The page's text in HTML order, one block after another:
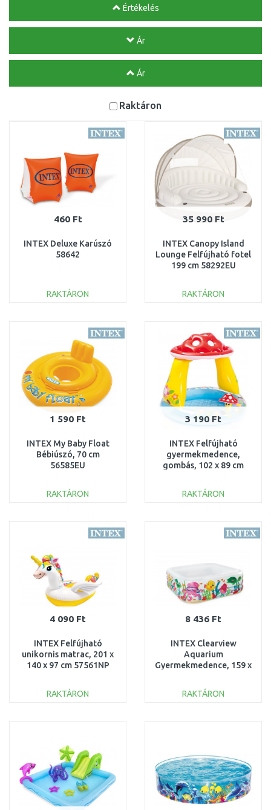
Értékelés
Ár
Ár
Raktáron
460 Ft
INTEX Deluxe Karúszó
58642
RAKTÁRON
Összehasonlítás
35 990 Ft
INTEX Canopy Island
Lounge Felfújható fotel
199 cm 58292EU
RAKTÁRON
Összehasonlítás
1 590 Ft
INTEX My Baby Float
Bébiúszó, 70 cm
56585EU
RAKTÁRON
Összehasonlítás
3 190 Ft
INTEX Felfújható
gyermekmedence,
gombás, 102 x 89 cm
RAKTÁRON
Összehasonlítás
4 090 Ft
INTEX Felfújható
unikornis matrac, 201 x
140 x 97 cm 57561NP
RAKTÁRON
8 436 Ft
INTEX Clearview
Aquarium
Gyermekmedence, 159 x
RAKTÁRON